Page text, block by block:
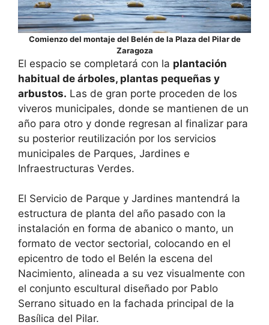
Comienzo del montaje del Belén de la Plaza del Pilar de
Zaragoza
El espacio se completará con la plantación
habitual de árboles, plantas pequeñas y
arbustos. Las de gran porte proceden de los
viveros municipales, donde se mantienen de un
año para otro y donde regresan al finalizar para
su posterior reutilización por los servicios
municipales de Parques, Jardines e
Infraestructuras Verdes.
El Servicio de Parque y Jardines mantendrá la
estructura de planta del año pasado con la
instalación en forma de abanico o manto, un
formato de vector sectorial, colocando en el
epicentro de todo el Belén la escena del
Nacimiento, alineada a su vez visualmente con
el conjunto escultural diseñado por Pablo
Serrano situado en la fachada principal de la
Basílica del Pilar.